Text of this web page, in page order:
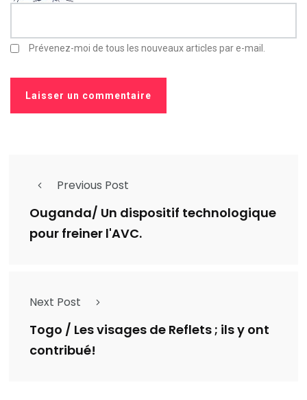
Prévenez-moi de tous les nouveaux articles par e-mail.
Previous Post
Ouganda/ Un dispositif technologique
pour freiner l'AVC.
Next Post
Togo / Les visages de Reflets ; ils y ont
contribué!